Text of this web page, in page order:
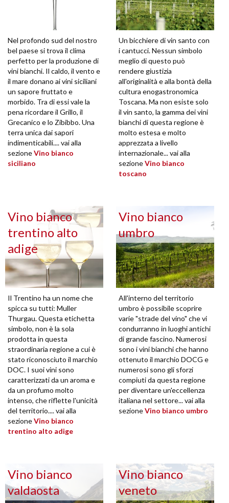
Nel profondo sud del nostro
bel paese si trova il clima
perfetto per la produzione di
vini bianchi. Il caldo, il vento e
il mare donano ai vini siciliani
un sapore fruttato e
morbido. Tra di essi vale la
pena ricordare il Grillo, il
Grecanico e lo Zibibbo. Una
terra unica dai sapori
indimenticabili.... vai alla
sezioneVino bianco
siciliano
Un bicchiere di vin santo con
i cantucci. Nessun simbolo
meglio di questo può
rendere giustizia
all'originalità e alla bontà della
cultura enogastronomica
Toscana. Ma non esiste solo
il vin santo, la gamma dei vini
bianchi di questa regione è
molto estesa e molto
apprezzata a livello
internazionale... vai alla
sezioneVino bianco
toscano
Vino bianco
trentino alto
adige
Il Trentino ha un nome che
spicca su tutti: Muller
Thurgau. Questa etichetta
simbolo, non è la sola
prodotta in questa
straordinaria regione a cui è
stato riconosciuto il marchio
DOC. I suoi vini sono
caratterizzati da un aroma e
da un profumo molto
intenso, che riflette l'unicità
del territorio.... vai alla
sezioneVino bianco
trentino alto adige
Vino bianco
umbro
All'interno del territorio
umbro è possibile scoprire
varie "strade del vino" che vi
condurranno in luoghi antichi
di grande fascino. Numerosi
sono i vini bianchi che hanno
ottenuto il marchio DOCG e
numerosi sono gli sforzi
compiuti da questa regione
per diventare un'eccellenza
italiana nel settore... vai alla
sezioneVino bianco umbro
Vino bianco
valdaosta
Vino bianco
veneto